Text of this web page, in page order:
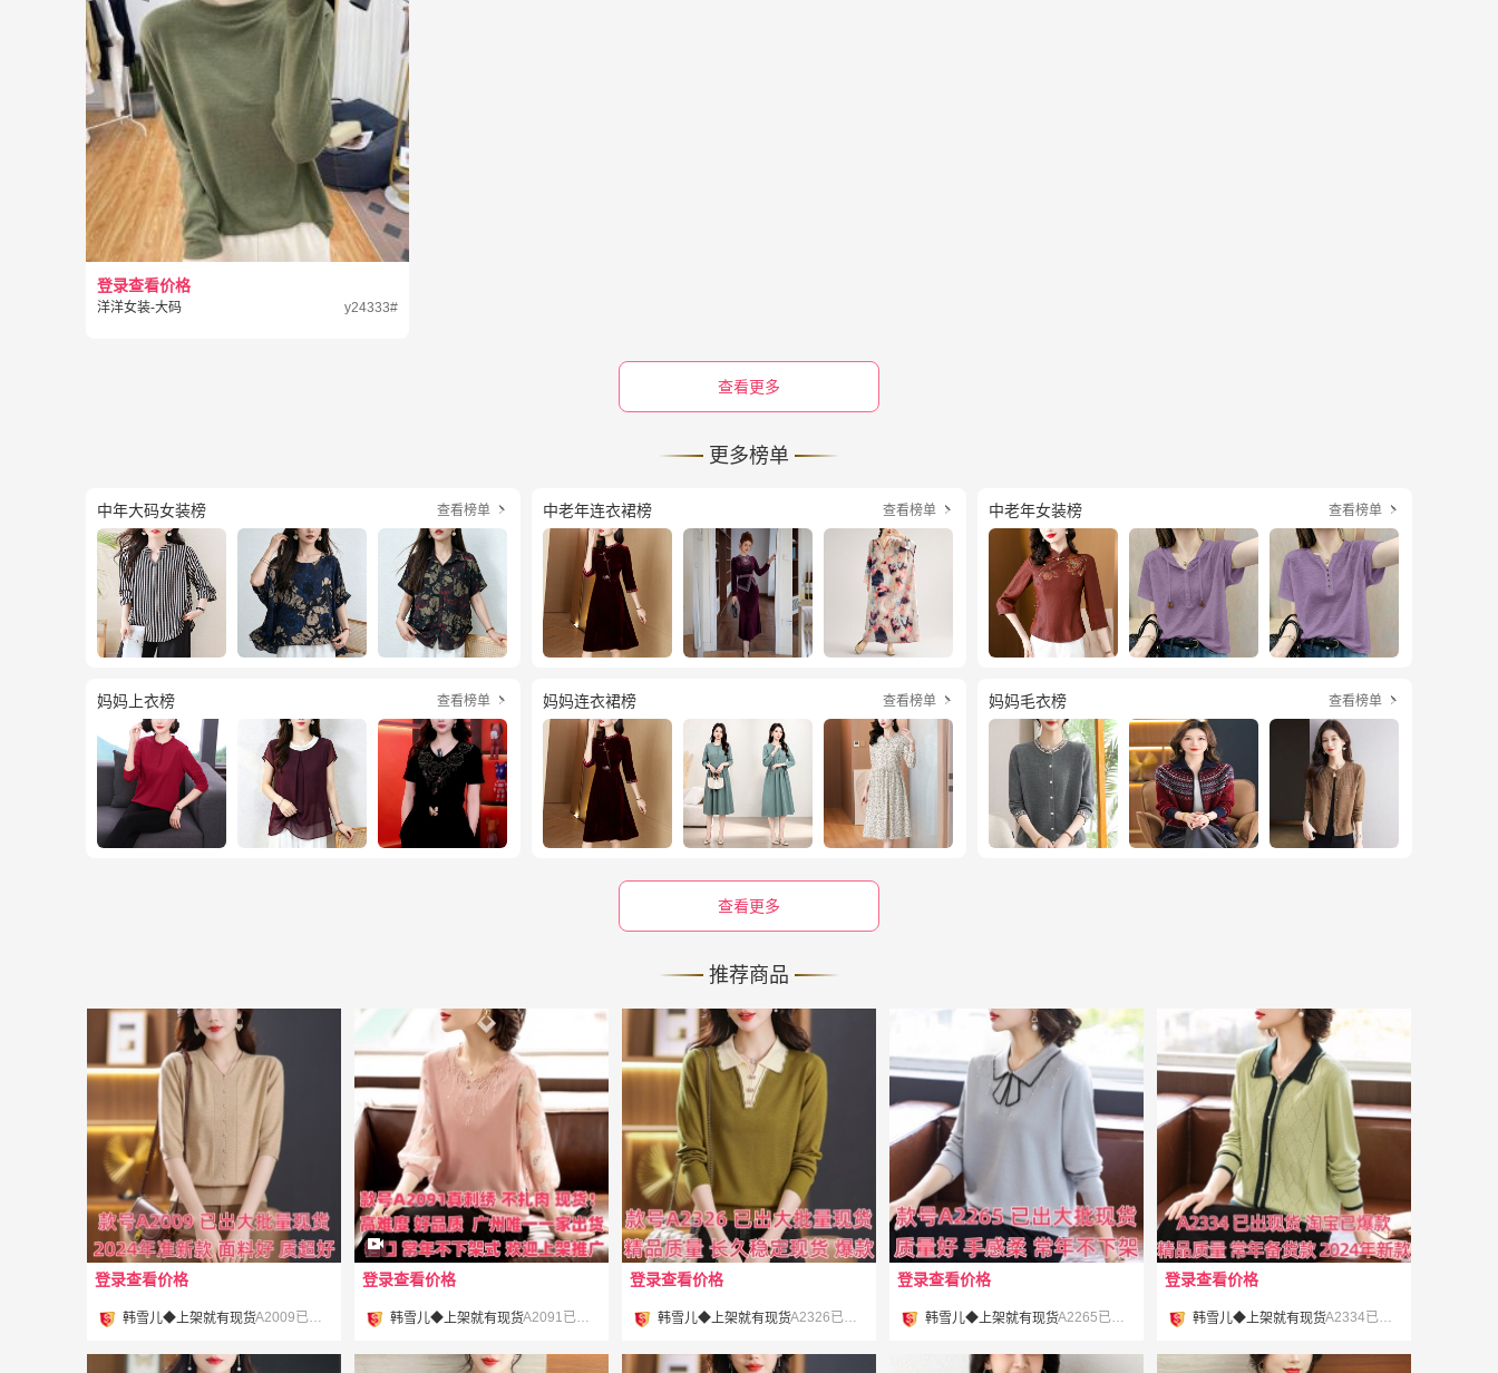
登录查看价格
洋洋女装-大码 y24333#
查看更多
更多榜单
中年大码女装榜 查看榜单  中老年连衣裙榜 查看榜单  中老年女装榜 查看榜单 
妈妈上衣榜 查看榜单  妈妈连衣裙榜 查看榜单  妈妈毛衣榜 查看榜单 
查看更多
推荐商品
¥
韩雪儿◆上架就有现货 A2009已出 欢迎上架推广 #
登录查看价格 ¥
韩雪儿◆上架就有现货 A2091已出 欢迎上架推广 #
登录查看价格 ¥
韩雪儿◆上架就有现货 A2326已出直接来档口拿 #
登录查看价格 ¥
韩雪儿◆上架就有现货 A2265已出 欢迎上架推广 #
登录查看价格 ¥
韩雪儿◆上架就有现货 A2334已出 欢迎上架推广 #
登录查看价格